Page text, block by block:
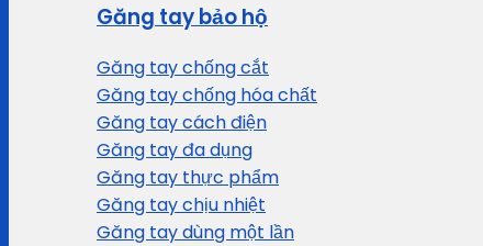
Găng tay bảo hộ
Găng tay chống cắt
Găng tay chống hóa chất
Găng tay cách điện
Găng tay đa dụng
Găng tay thực phẩm
Găng tay chịu nhiệt
Găng tay dùng một lần